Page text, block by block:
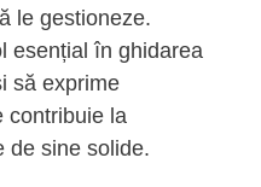
le gestioneze.
esențial în ghidarea
să exprime
contribuie la
de sine solide.